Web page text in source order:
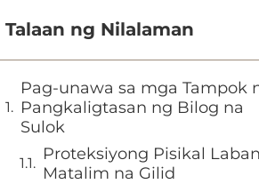
Talaan ng Nilalaman
Pag-unawa sa mga Tampok
Pangkaligtasan ng Bilog na
Sulok
Proteksiyong Pisikal
Matalim na Gilid